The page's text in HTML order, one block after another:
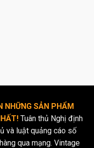
NHỮNG SẢN PHẨM
Tuân thủ Nghị định
và luật quảng cáo số
qua mạng. Vintage